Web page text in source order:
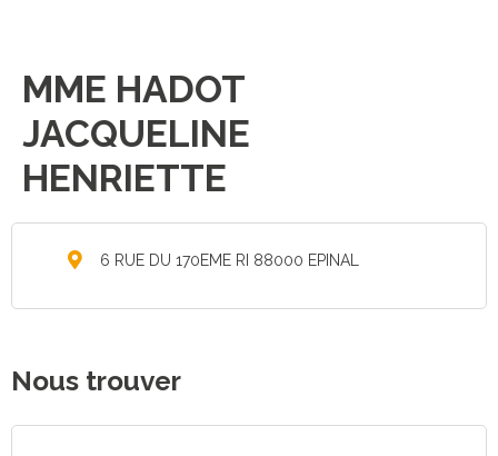
MME HADOT
JACQUELINE
HENRIETTE
6 RUE DU 170EME RI 88000 EPINAL
Nous trouver